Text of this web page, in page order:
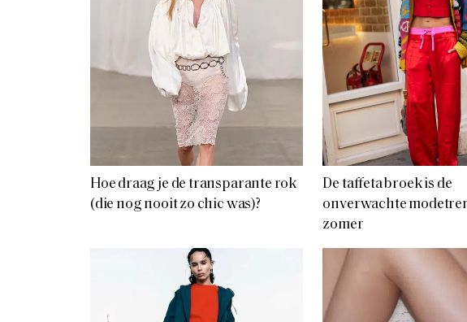
Hoe draag je de transparante rok
(die nog nooit zo chic was)?
De taffeta broek is de
onverwachte
zomer